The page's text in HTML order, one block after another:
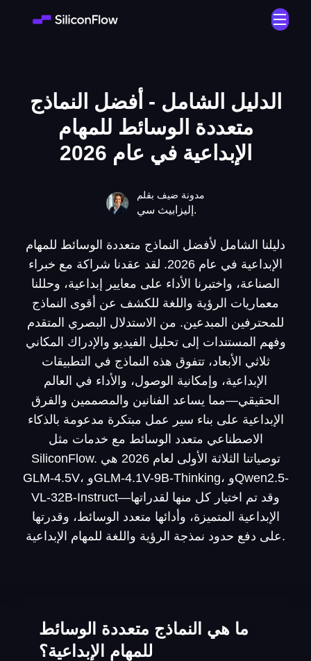
الدليل الشامل - أفضل النماذج
متعددة الوسائط للمهام
الإبداعية في عام 2026
مدونة ضيف بقلم
إليزابيث سي.
دليلنا الشامل لأفضل النماذج متعددة الوسائط للمهام
الإبداعية في عام 2026. لقد عقدنا شراكة مع خبراء
الصناعة، واختبرنا الأداء على معايير إبداعية، وحللنا
معماريات الرؤية واللغة للكشف عن أقوى النماذج
للمحترفين المبدعين. من الاستدلال البصري المتقدم
وفهم المستندات إلى تحليل الفيديو والإدراك المكاني
ثلاثي الأبعاد، تتفوق هذه النماذج في التطبيقات
الإبداعية، وإمكانية الوصول، والأداء في العالم
الحقيقي—مما يساعد الفنانين والمصممين والفرق
الإبداعية على بناء سير عمل مبتكرة مدعومة بالذكاء
الاصطناعي متعدد الوسائط مع خدمات مثل
SiliconFlow. توصياتنا الثلاثة الأولى لعام 2026 هي
GLM-4.5V، وGLM-4.1V-9B-Thinking، وQwen2.5-
VL-32B-Instruct—وقد تم اختيار كل منها لقدراتها
الإبداعية المتميزة، وأدائها متعدد الوسائط، وقدرتها
على دفع حدود نمذجة الرؤية واللغة للمهام الإبداعية.
ما هي النماذج متعددة الوسائط
للمهام الإبداعية؟